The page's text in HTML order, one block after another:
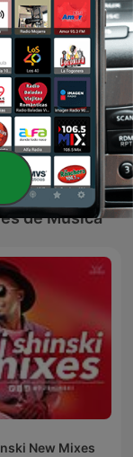
SOLIS EN NOCHE
ROMANCE
de Música
New Mixes